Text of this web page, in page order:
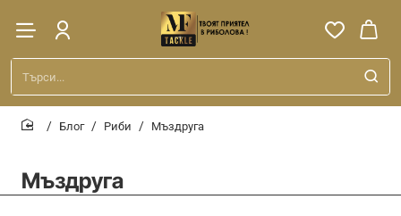
Търси...
Мъздруга
Блог Риби Мъздруга